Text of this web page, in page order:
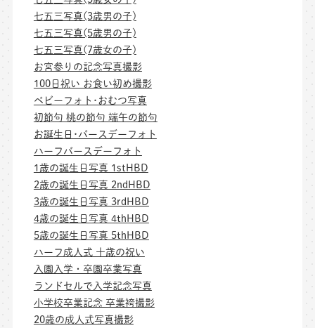
七五三写真(3歳男の子)
七五三写真(5歳男の子)
七五三写真(7歳女の子)
お宮参りの記念写真撮影
100日祝い お食い初め撮影
ベビーフォト･おむつ写真
初節句 桃の節句 端午の節句
お誕生日･バースデーフォト
ハーフバースデーフォト
1歳の誕生日写真 1stHBD
2歳の誕生日写真 2ndHBD
3歳の誕生日写真 3rdHBD
4歳の誕生日写真 4thHBD
5歳の誕生日写真 5thHBD
ハーフ成人式 十歳の祝い
入園入学・卒園卒業写真
ランドセルで入学記念写真
小学校卒業記念 卒業袴撮影
20歳の成人式写真撮影